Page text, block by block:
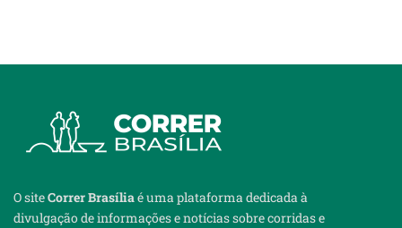
O siteCorrer Brasíliaé uma plataforma dedicada à
divulgação de informações e notícias sobre corridas e